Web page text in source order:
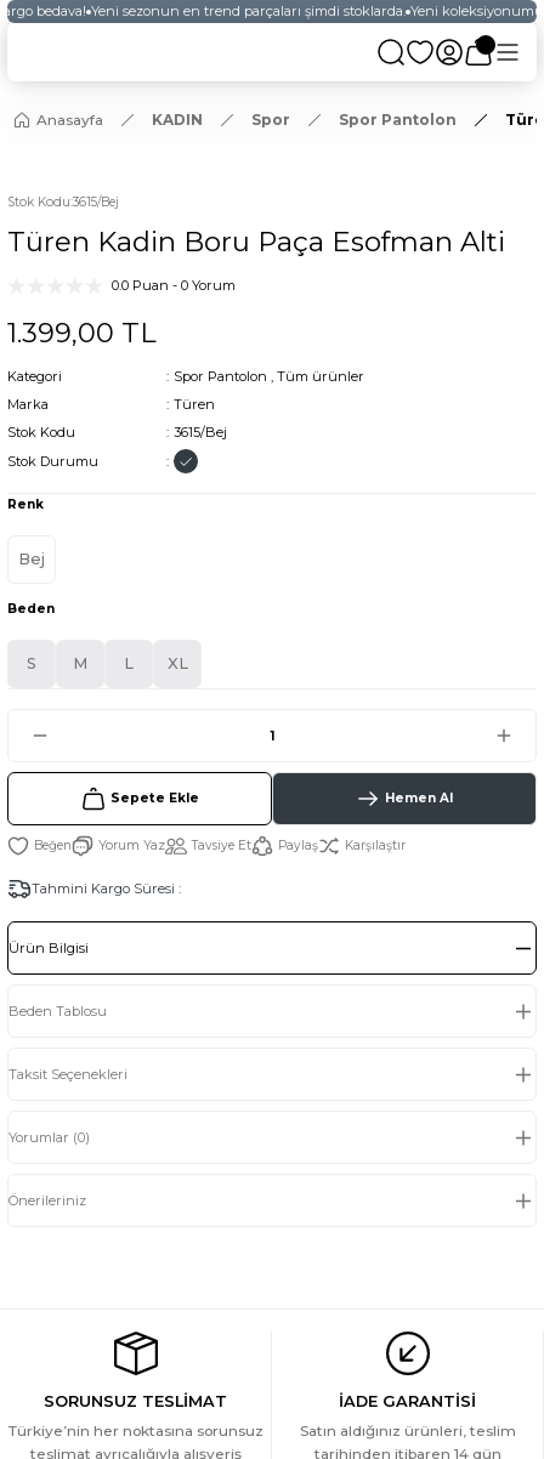
bedava! Yeni sezonun en trend parçaları şimdi stoklarda. Yeni
Anasayfa KADIN Spor Spor Pantolon
Stok Kodu:3615/Bej
Türen Kadin Boru Paça Esofman Alti
0.0 Puan - 0 Yorum
1.399,00 TL
Kategori Spor Pantolon , Tüm ürünler
Marka
Türen
Stok Kodu
3615/Bej
Stok Durumu
Renk
Bej
Beden
S M L XL
Sepete Ekle Hemen Al
Yorum Yaz Tavsiye Et Paylaş Karşılaştır
Tahmini Kargo Süresi :
Ürün Bilgisi
Beden Tablosu
Taksit Seçenekleri
Yorumlar (0)
Önerileriniz
SORUNSUZ TESLİMAT
Türkiye’nin her noktasına sorunsuz
teslimat ayrıcalığıyla alışveriş
İADE GARANTİSİ
Satın aldığınız ürünleri, teslim
tarihinden itibaren 14 gün